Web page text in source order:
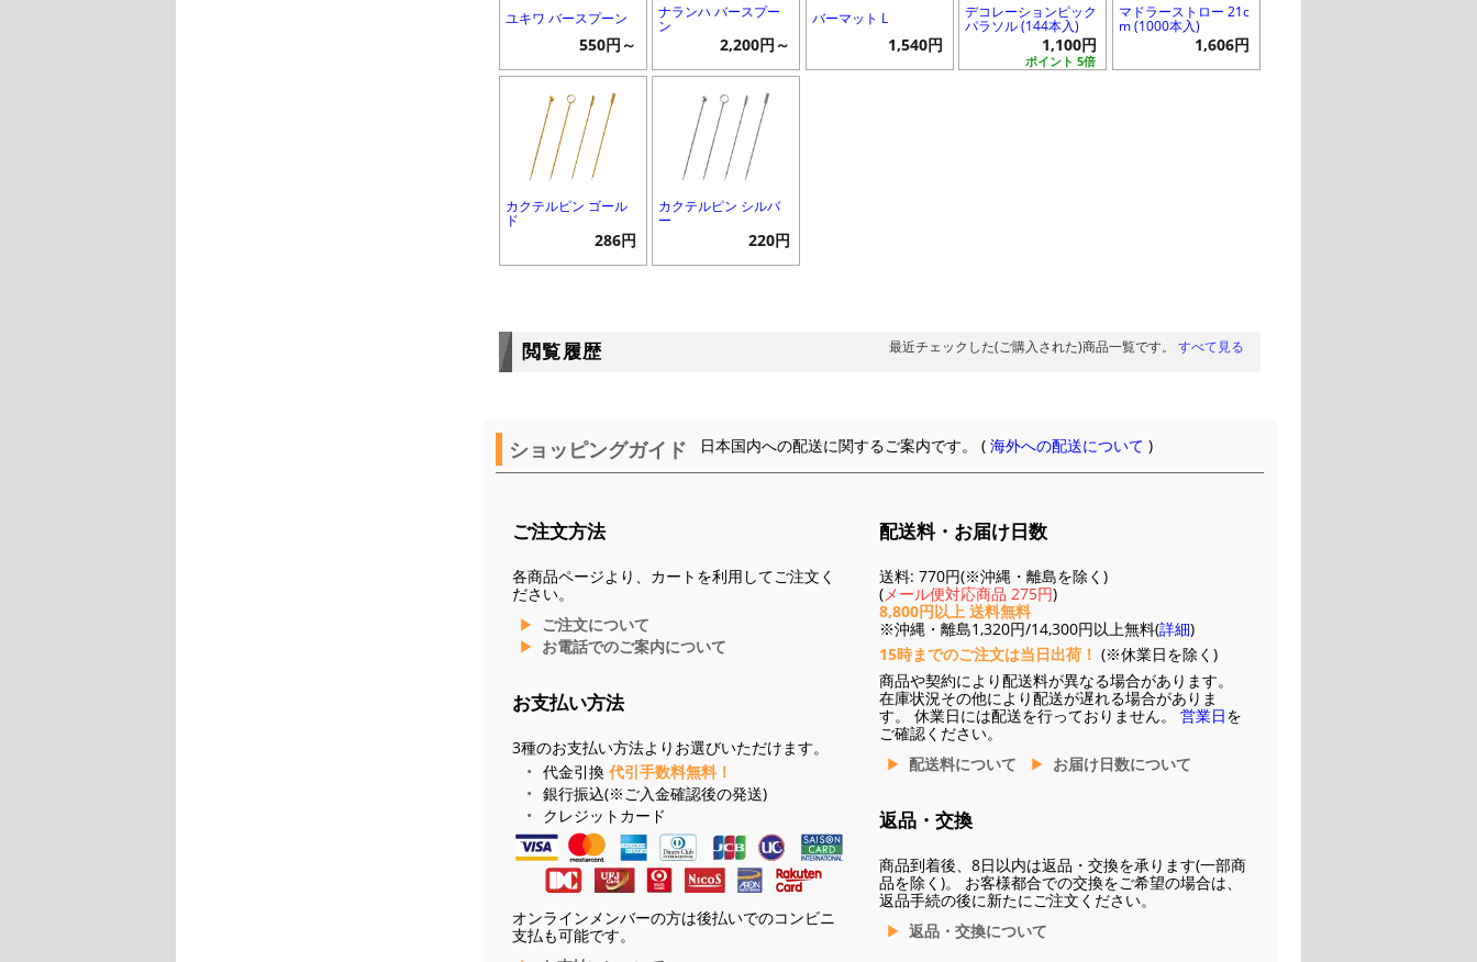
ユキワ バースプーン
550円～
ナランハ バースプー
ン
2,200円～
バーマット L
1,540円
デコレーションピック
パラソル (144本入)
ポイント 5倍
1,100円
マドラーストロー 21c
m (1000本入)
1,606円
カクテルピン ゴール
ド
286円
カクテルピン シルバ
ー
220円
閲覧履歴 最近チェックした(ご購入された)商品一覧です。 すべて見る
ショッピングガイド 日本国内への配送に関するご案内です。 (海外への配送について )
ご注文方法
各商品ページより、カートを利用してご注文く
ださい。
ご注文について
お電話でのご案内について
お支払い方法
3種のお支払い方法よりお選びいただけます。
代金引換 代引手数料無料！
銀行振込(※ご入金確認後の発送)
クレジットカード
オンラインメンバーの方は後払いでのコンビニ
支払も可能です。
配送料・お届け日数
送料: 770円(※沖縄・離島を除く)
(メール便対応商品 275円)
8,800円以上 送料無料
※沖縄・離島1,320円/14,300円以上無料(詳細)
15時までのご注文は当日出荷！ (※休業日を除く)
商品や契約により配送料が異なる場合があります。
在庫状況その他により配送が遅れる場合がありま
す。 休業日には配送を行っておりません。 営業日を
ご確認ください。
配送料について
お届け日数について
返品・交換
商品到着後、8日以内は返品・交換を承ります(一部商
品を除く)。 お客様都合での交換をご希望の場合は、
返品手続の後に新たにご注文ください。
返品・交換について